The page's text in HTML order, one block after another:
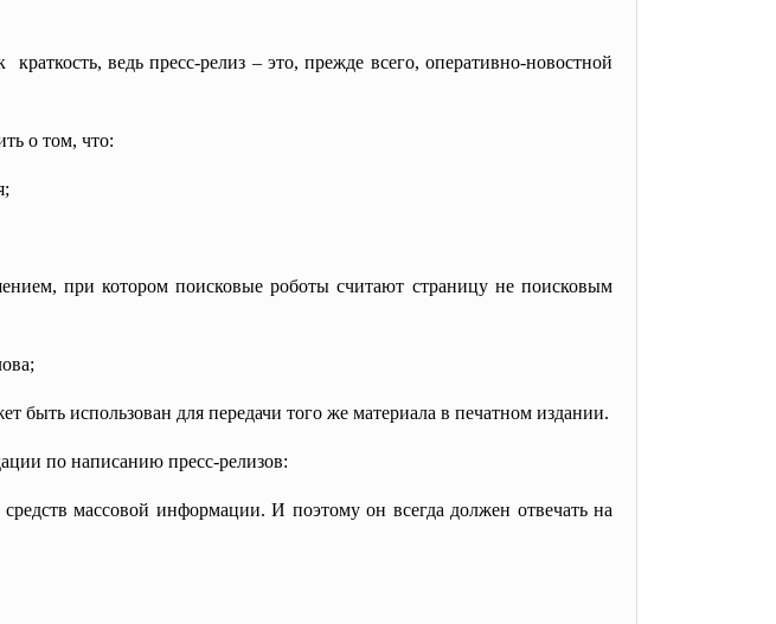
ведь пресс-релиз – это, прежде всего, оперативно-новостной
о том, что:
при котором поисковые роботы считают страницу не поисковым
быть использован для передачи того же материала в печатном издании.
по написанию пресс-релизов:
массовой информации. И поэтому он всегда должен отвечать на